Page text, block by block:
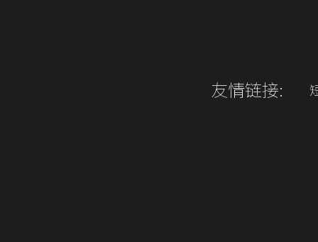
友情链接: